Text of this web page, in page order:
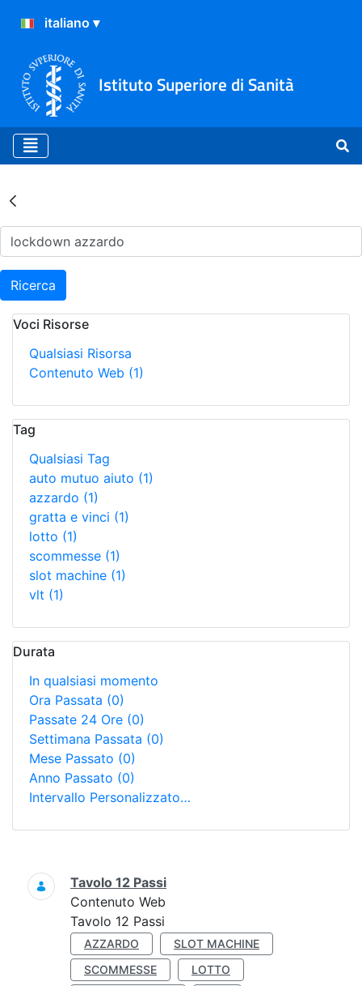
Istituto Superiore di Sanità
Risultati della Ricerca -
Ricerca
Voci Risorse
Qualsiasi Risorsa
Contenuto Web (1)
Tag
Qualsiasi Tag
auto mutuo aiuto (1)
azzardo (1)
gratta e vinci (1)
lotto (1)
scommesse (1)
slot machine (1)
vlt (1)
Durata
In qualsiasi momento
Ora Passata (0)
Passate 24 Ore (0)
Settimana Passata (0)
Mese Passato (0)
Anno Passato (0)
Intervallo Personalizzato…
Ricerca
Tavolo 12 Passi
Contenuto Web
Tavolo 12 Passi
AZZARDO
SLOT MACHINE
SCOMMESSE
LOTTO